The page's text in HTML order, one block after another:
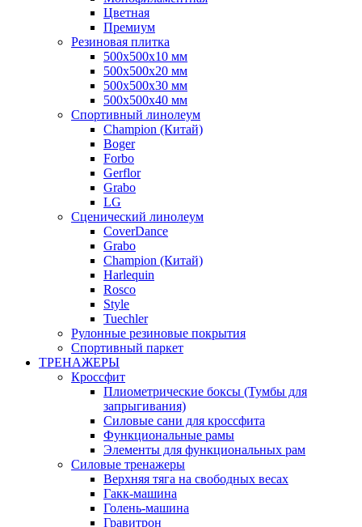
Цветная
Премиум
Резиновая плитка
500х500х10 мм
500х500х20 мм
500х500х30 мм
500х500х40 мм
Спортивный линолеум
Champion (Китай)
Boger
Forbo
Gerflor
Grabo
LG
Сценический линолеум
CoverDance
Grabo
Champion (Китай)
Harlequin
Rosco
Style
Tuechler
Рулонные резиновые покрытия
Спортивный паркет
ТРЕНАЖЕРЫ
Кроссфит
Плиометрические боксы (Тумбы для
запрыгивания)
Силовые сани для кроссфита
Функциональные рамы
Элементы для функциональных рам
Силовые тренажеры
Верхняя тяга на свободных весах
Гакк-машина
Голень-машина
Гравитрон